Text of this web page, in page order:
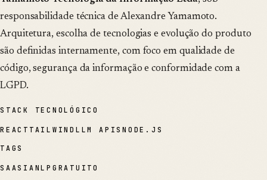
responsabilidade técnica de Alexandre Yamamoto.
Arquitetura, escolha de tecnologias e evolução do produto
são definidas internamente, com foco em qualidade de
código, segurança da informação e conformidade com a
LGPD.
STACK TECNOLÓGICO
REACT TAILWIND LLM APISNODE.JS
TAGS
SAAS IA NLP GRATUITO